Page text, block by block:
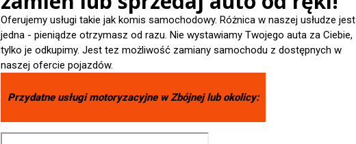
Oferujemy usługi takie jak komis samochodowy. Różnica w naszej usłudze jest
jedna - pieniądze otrzymasz od razu. Nie wystawiamy Twojego auta za Ciebie,
tylko je odkupimy. Jest tez możliwość zamiany samochodu z dostępnych w
naszej ofercie pojazdów.
Przydatne usługi motoryzacyjne wZbójnejlub okolicy: